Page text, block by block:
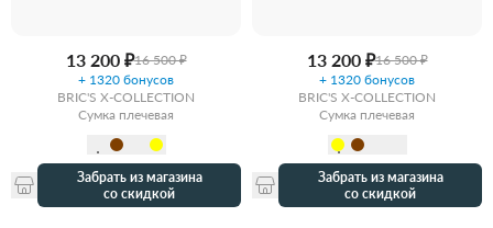
13 200 ₽16 500 ₽
+ 1320 бонусов
BRIC'S X-COLLECTION
Сумка плечевая
Забрать из магазина
со скидкой
13 200 ₽16 500 ₽
+ 1320 бонусов
BRIC'S X-COLLECTION
Сумка плечевая
Забрать из магазина
со скидкой